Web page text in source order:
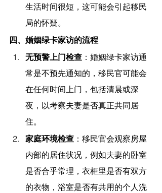
生活时间很短，这可能会引起移民
局的怀疑。
四、婚姻绿卡家访的流程
无预警上门检查 ：婚姻绿卡家访通
常是不预先通知的，移民官可能会
在任何时间上门，包括清晨或深
夜，以考察夫妻是否真正共同居
住。
家庭环境检查 ：移民官会观察房屋
内部的居住状况，例如夫妻的卧室
是否合乎常理，衣柜里是否有双方
的衣物，浴室是否有共用的个人洗